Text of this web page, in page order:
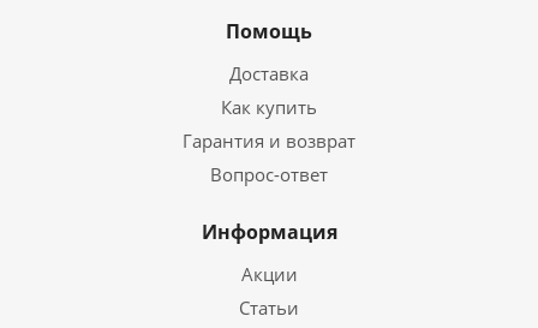
Помощь
Доставка
Как купить
Гарантия и возврат
Вопрос-ответ
Информация
Акции
Статьи